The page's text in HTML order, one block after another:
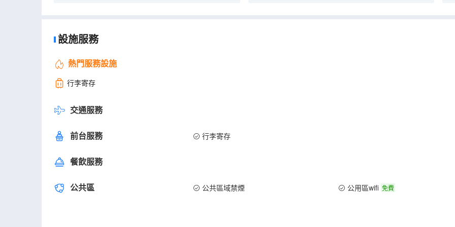
設施服務
熱門服務設施
行李寄存
交通服務
前台服務 行李寄存
餐飲服務
公共區 公共區域禁煙 公用區wifi 免費